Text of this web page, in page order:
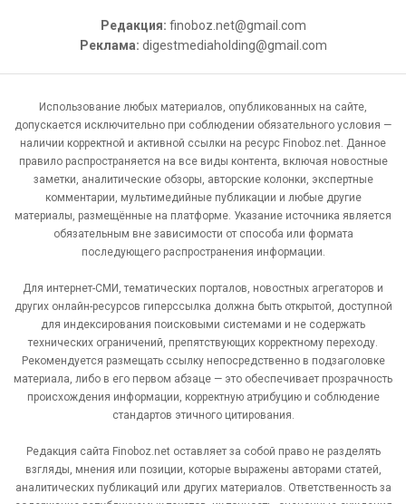
Редакция: finoboz.net@gmail.com
Реклама: digestmediaholding@gmail.com
Использование любых материалов, опубликованных на сайте,
допускается исключительно при соблюдении обязательного условия —
наличии корректной и активной ссылки на ресурс Finoboz.net. Данное
правило распространяется на все виды контента, включая новостные
заметки, аналитические обзоры, авторские колонки, экспертные
комментарии, мультимедийные публикации и любые другие
материалы, размещённые на платформе. Указание источника является
обязательным вне зависимости от способа или формата
последующего распространения информации.
Для интернет-СМИ, тематических порталов, новостных агрегаторов и
других онлайн-ресурсов гиперссылка должна быть открытой, доступной
для индексирования поисковыми системами и не содержать
технических ограничений, препятствующих корректному переходу.
Рекомендуется размещать ссылку непосредственно в подзаголовке
материала, либо в его первом абзаце — это обеспечивает прозрачность
происхождения информации, корректную атрибуцию и соблюдение
стандартов этичного цитирования.
Редакция сайта Finoboz.net оставляет за собой право не разделять
взгляды, мнения или позиции, которые выражены авторами статей,
аналитических публикаций или других материалов. Ответственность за